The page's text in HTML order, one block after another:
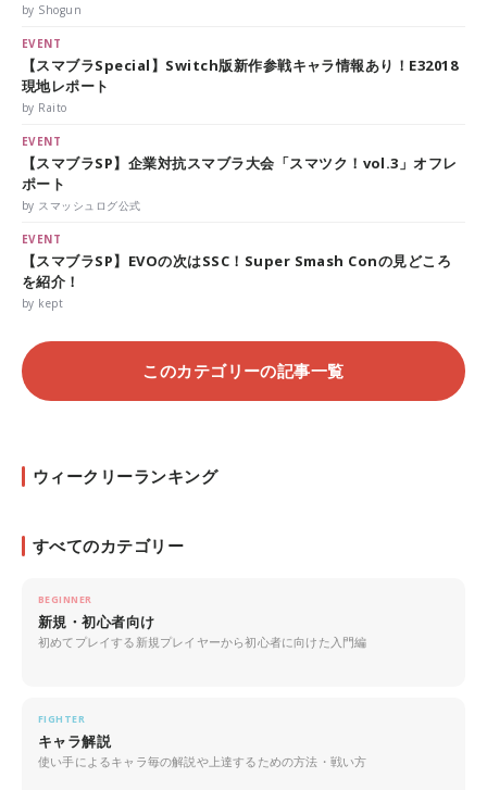
by Shogun
EVENT
【スマブラSpecial】Switch版新作参戦キャラ情報あり！E32018
現地レポート
by Raito
EVENT
【スマブラSP】企業対抗スマブラ大会「スマツク！vol.3」オフレ
ポート
by スマッシュログ公式
EVENT
【スマブラSP】EVOの次はSSC！Super Smash Conの見どころ
を紹介！
by kept
このカテゴリーの記事一覧
ウィークリーランキング
すべてのカテゴリー
BEGINNER
新規・初心者向け
初めてプレイする新規プレイヤーから初心者に向けた入門編
FIGHTER
キャラ解説
使い手によるキャラ毎の解説や上達するための方法・戦い方